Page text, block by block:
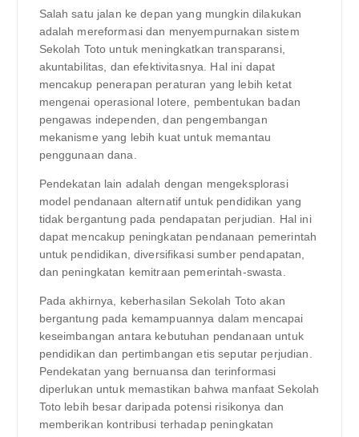
Salah satu jalan ke depan yang mungkin dilakukan
adalah mereformasi dan menyempurnakan sistem
Sekolah Toto untuk meningkatkan transparansi,
akuntabilitas, dan efektivitasnya. Hal ini dapat
mencakup penerapan peraturan yang lebih ketat
mengenai operasional lotere, pembentukan badan
pengawas independen, dan pengembangan
mekanisme yang lebih kuat untuk memantau
penggunaan dana.
Pendekatan lain adalah dengan mengeksplorasi
model pendanaan alternatif untuk pendidikan yang
tidak bergantung pada pendapatan perjudian. Hal ini
dapat mencakup peningkatan pendanaan pemerintah
untuk pendidikan, diversifikasi sumber pendapatan,
dan peningkatan kemitraan pemerintah-swasta.
Pada akhirnya, keberhasilan Sekolah Toto akan
bergantung pada kemampuannya dalam mencapai
keseimbangan antara kebutuhan pendanaan untuk
pendidikan dan pertimbangan etis seputar perjudian.
Pendekatan yang bernuansa dan terinformasi
diperlukan untuk memastikan bahwa manfaat Sekolah
Toto lebih besar daripada potensi risikonya dan
memberikan kontribusi terhadap peningkatan